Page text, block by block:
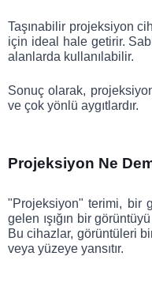
Taşınabilir projeksiyon
için ideal hale getirir.
alanlarda kullanılabilir.
Sonuç olarak,
ve çok yönlü aygıtlardır.
Projeksiyon Ne
"Projeksiyon" terimi, bir
gelen ışığın bir
Bu cihazlar, görüntüleri
veya yüzeye yansıtır.